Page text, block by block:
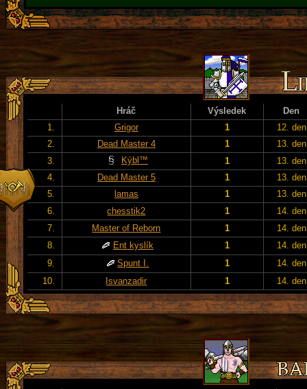
Hráč Výsledek
Den
1.
Grigor 1
12. den
2.
Dead Master 4 1
13. den
3.
Kýbl™ 1
13. den
4.
Dead Master 5 1
13. den
5.
lamas 1
13. den
6.
chesstik2 1
14. den
7.
Master of Reborn 1
14. den
8.
Ent kyslík 1
14. den
9.
Spunt I. 1
14. den
10.
Isvanzadir 1 14. den